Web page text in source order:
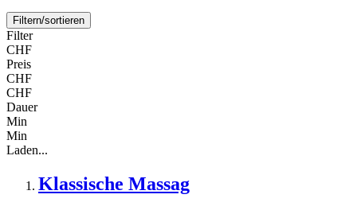
Filtern/sortieren
Filter
CHF
Preis
CHF
CHF
Dauer
Min
Min
Laden...
Klassische Massag